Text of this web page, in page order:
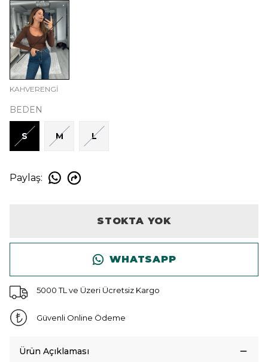
KAHVERENGİ
BEDEN
S M L
Paylaş:
STOKTA YOK
WHATSAPP
5000 TL ve Üzeri Ücretsiz Kargo
Güvenli Online Ödeme
Ürün Açıklaması